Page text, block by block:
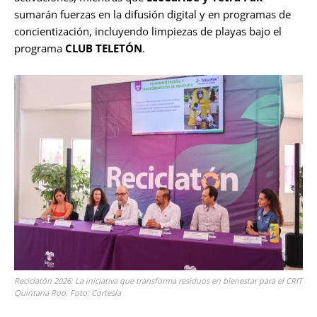
sumarán fuerzas en la difusión digital y en programas de
concientización, incluyendo limpiezas de playas bajo el
programa CLUB TELETÓN.
Reciclatón 2026: La iniciativa que transforma residuos en bienestar para el CRIT
Quintana Roo. Foto: Cortesía